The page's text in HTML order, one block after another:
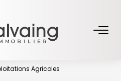
Agricoles